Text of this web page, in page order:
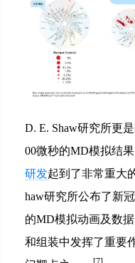
D. E. Shaw研究所更
00微秒的MD模拟结
研发起到了非常重大
haw研究所公布了新
的MD模拟动画及数
和组装中发挥了重要